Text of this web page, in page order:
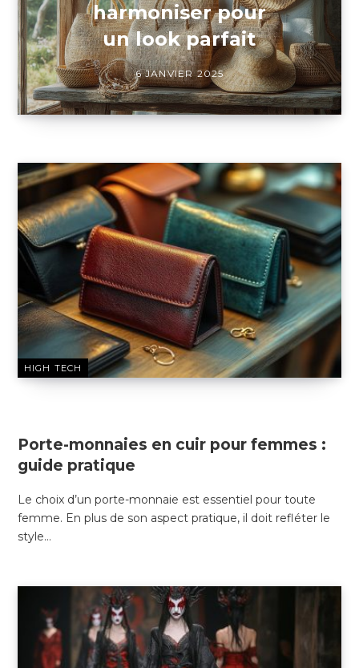
harmoniser pour
un look parfait
6 JANVIER 2025
HIGH TECH
Porte-monnaies en cuir pour femmes :
guide pratique
Le choix d’un porte-monnaie est essentiel pour toute
femme. En plus de son aspect pratique, il doit refléter le
style…